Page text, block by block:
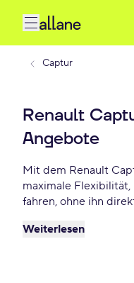
Captur
Renault
Angebote
Mit dem Renault
maximale Flexibilität,
fahren, ohne ihn
monatlichen Raten bietet Renault
Weiterlesen